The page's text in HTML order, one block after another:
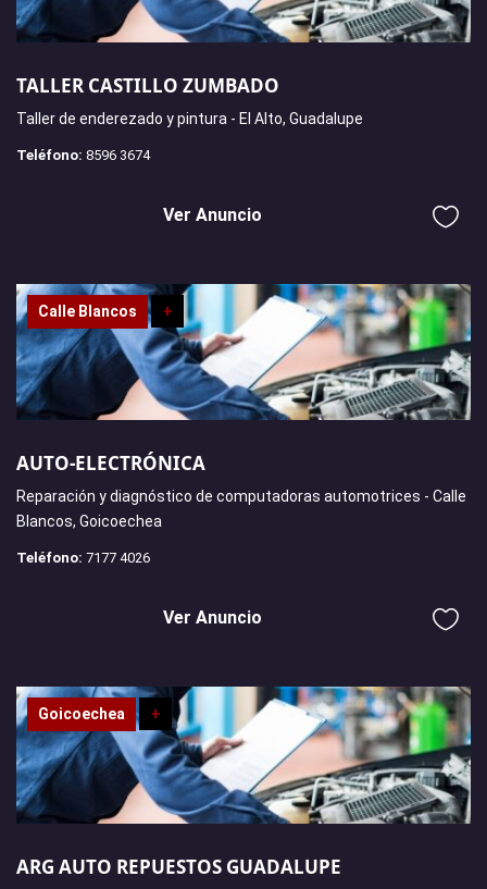
TALLER CASTILLO ZUMBADO
Taller de enderezado y pintura - El Alto, Guadalupe
Teléfono: 8596 3674
Ver Anuncio
Calle Blancos +
AUTO-ELECTRÓNICA
Reparación y diagnóstico de computadoras automotrices - Calle
Blancos, Goicoechea
Teléfono: 7177 4026
Ver Anuncio
Goicoechea +
ARG AUTO REPUESTOS GUADALUPE